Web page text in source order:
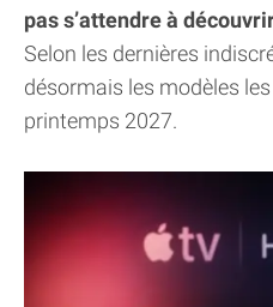
pas s’attendre à
Selon les dernières
désormais les modèles
printemps 2027.